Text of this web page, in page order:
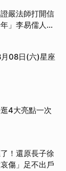
嚴法師打開信
」李易儒人脈
08日(六)星座
4大亮點一次
！還原長子徐
傷」足不出戶